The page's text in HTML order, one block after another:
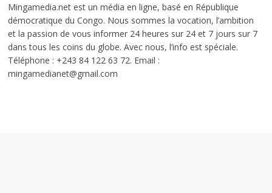
Mingamedia.net est un média en ligne, basé en République
démocratique du Congo. Nous sommes la vocation, l’ambition
et la passion de vous informer 24 heures sur 24 et 7 jours sur 7
dans tous les coins du globe. Avec nous, l’info est spéciale.
Téléphone : +243 84 122 63 72. Email :
mingamedianet@gmail.com